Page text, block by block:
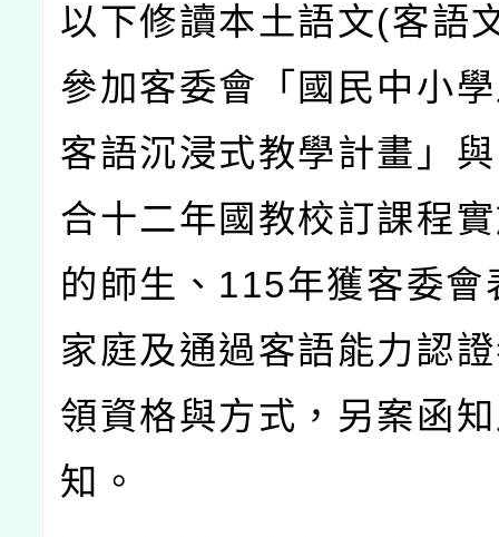
以下修讀本土語文(客語
參加客委會「國民中小
客語沉浸式教學計畫」
合十二年國教校訂課程
的師生、 115年獲客委會
家庭及通過客語能力認
領資格與方式，另案函
知。